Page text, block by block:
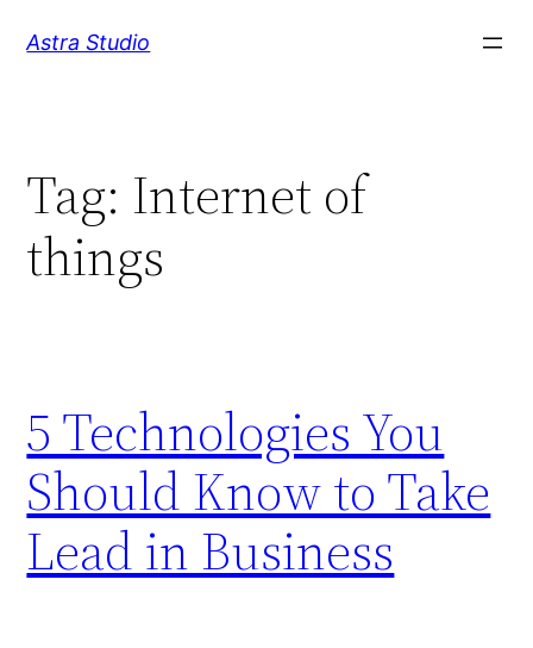
Astra Studio
Tag: Internet of
things
5 Technologies You
Should Know to Take
Lead in Business